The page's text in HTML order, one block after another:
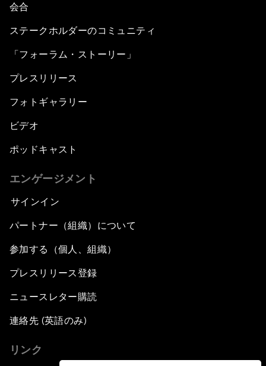
会合
ステークホルダーのコミュニティ
「フォーラム・ストーリー」
プレスリリース
フォトギャラリー
ビデオ
ポッドキャスト
エンゲージメント
サインイン
パートナー（組織）について
参加する（個人、組織）
プレスリリース登録
ニュースレター購読
連絡先 (英語のみ)
リンク